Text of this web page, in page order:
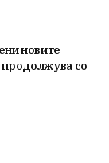
новите
продолжува со